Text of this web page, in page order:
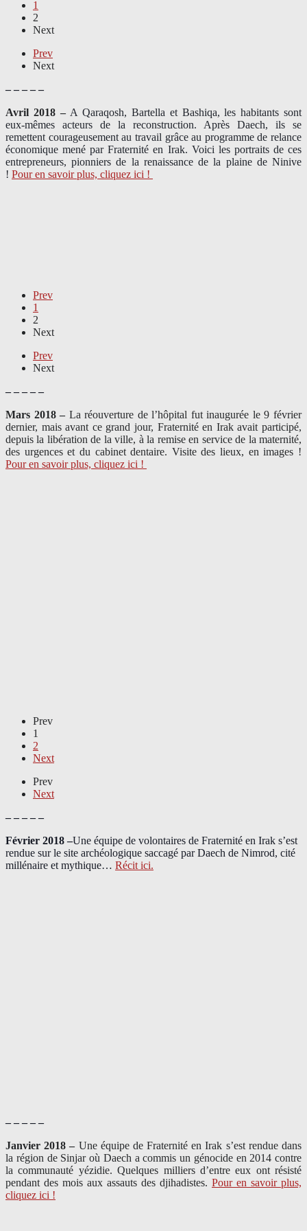
1
2
Next
Prev
Next
– – – – –
Avril 2018 – A Qaraqosh, Bartella et Bashiqa, les habitants sont
eux-mêmes acteurs de la reconstruction. Après Daech, ils se
remettent courageusement au travail grâce au programme de relance
économique mené par Fraternité en Irak. Voici les portraits de ces
entrepreneurs, pionniers de la renaissance de la plaine de Ninive
! Pour en savoir plus, cliquez ici !
Prev
1
2
Next
Prev
Next
– – – – –
Mars 2018 – La réouverture de l’hôpital fut inaugurée le 9 février
dernier, mais avant ce grand jour, Fraternité en Irak avait participé,
depuis la libération de la ville, à la remise en service de la maternité,
des urgences et du cabinet dentaire. Visite des lieux, en images !
Pour en savoir plus, cliquez ici !
Prev
1
2
Next
Prev
Next
– – – – –
Février 2018 –Une équipe de volontaires de Fraternité en Irak s’est
rendue sur le site archéologique saccagé par Daech de Nimrod, cité
millénaire et mythique… Récit ici.
– – – – –
Janvier 2018 – Une équipe de Fraternité en Irak s’est rendue dans
la région de Sinjar où Daech a commis un génocide en 2014 contre
la communauté yézidie. Quelques milliers d’entre eux ont résisté
pendant des mois aux assauts des djihadistes. Pour en savoir plus,
cliquez ici !